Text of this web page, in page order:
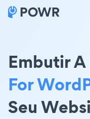
Embutir
For
Seu